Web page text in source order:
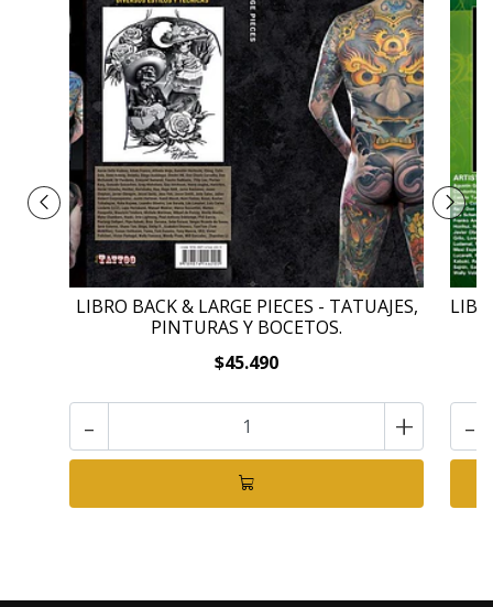
LIBRO BACK & LARGE PIECES - TATUAJES,
PINTURAS Y BOCETOS.
$45.490
- + -